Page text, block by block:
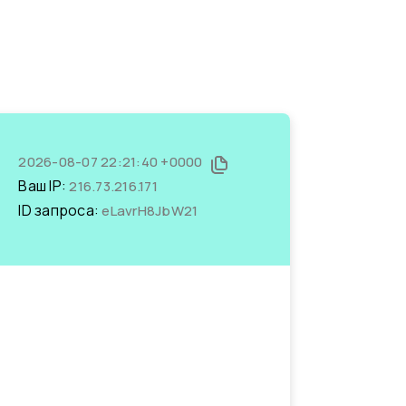
2026-08-07 22:21:40 +0000
Ваш IP:216.73.216.171
ID запроса:eLavrH8JbW21